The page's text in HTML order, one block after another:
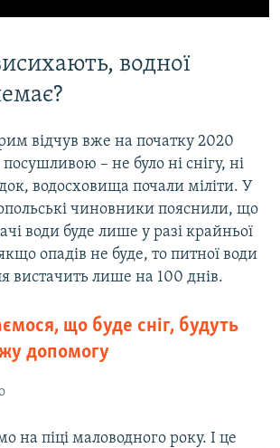
водної
відчув вже на початку 2020
– не було ні снігу, ні
водосховища почали міліти. У
чиновники пояснили, що
води буде лише у разі крайньої
опадів не буде, то питної води
вистачить лише на 100 днів.
що буде сніг, будуть
допомогу
на піці маловодного року. І це